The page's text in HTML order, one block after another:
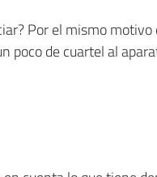
Por el mismo motivo
poco de cuartel al